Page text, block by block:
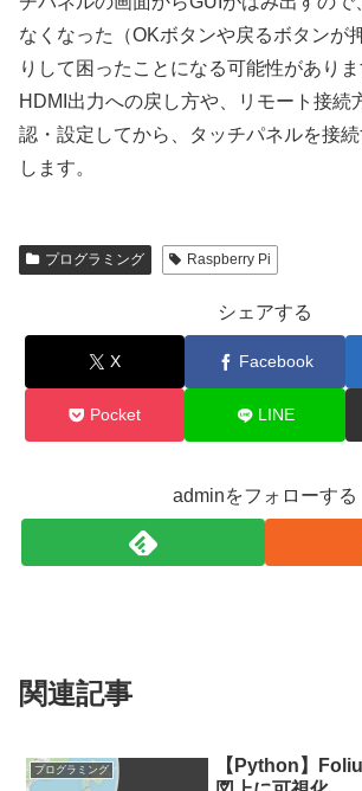
なくなった（OKボタンや戻るボタンが
りして困ったことになる可能性がありま
HDMI出力への戻し方や、リモート接続
認・設定してから、タッチパネルを接
します。
プログラミング Raspberry Pi
シェアする
X Facebook
Pocket LINE
adminをフォローする
関連記事
プログラミング
【Python】